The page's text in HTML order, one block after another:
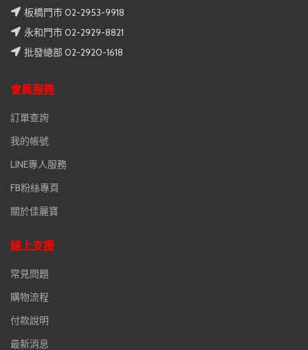
板橋門市 02-2953-9918
永和門市 02-2929-8821
批發總部 02-2920-1618
會員服務
訂單查詢
我的帳號
LINE專人服務
FB粉絲專頁
關於佳麗寶
線上支援
常見問題
購物流程
付款說明
最新消息